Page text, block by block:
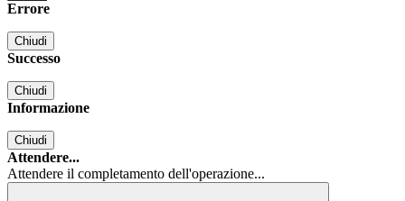
Errore
Chiudi
Successo
Chiudi
Informazione
Chiudi
Attendere...
Attendere il completamento dell'operazione...